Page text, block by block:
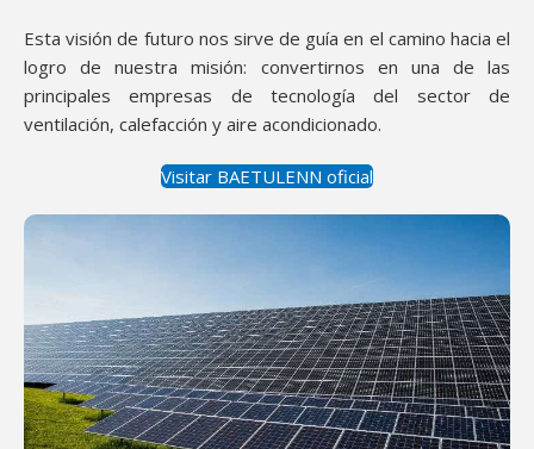
Esta visión de futuro nos sirve de guía en el camino hacia el
logro de nuestra misión: convertirnos en una de las
principales empresas de tecnología del sector de
ventilación, calefacción y aire acondicionado.
Visitar BAETULENN oficial